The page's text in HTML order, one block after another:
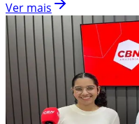
Ver mais